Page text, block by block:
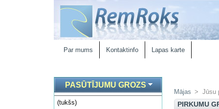
Par mums Kontaktinfo Lapas karte
PASŪTĪJUMU GROZS
(tukšs)
Mājas > Jūsu
PIRKUMU